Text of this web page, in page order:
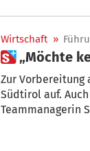
Wirtschaft »
 „Möchte
Zur Vorbereitung
Südtirol auf. Auch Arminia Bielefeld absolviert derzeit sein Sommertraining in Kiens.
Teammanagerin